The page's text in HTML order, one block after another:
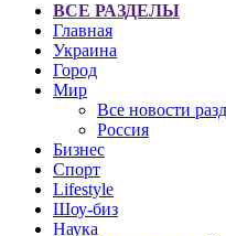
ВСЕ РАЗДЕЛЫ
Главная
Украина
Город
Мир
Все новости
Россия
Бизнес
Спорт
Lifestyle
Шоу-биз
Наука